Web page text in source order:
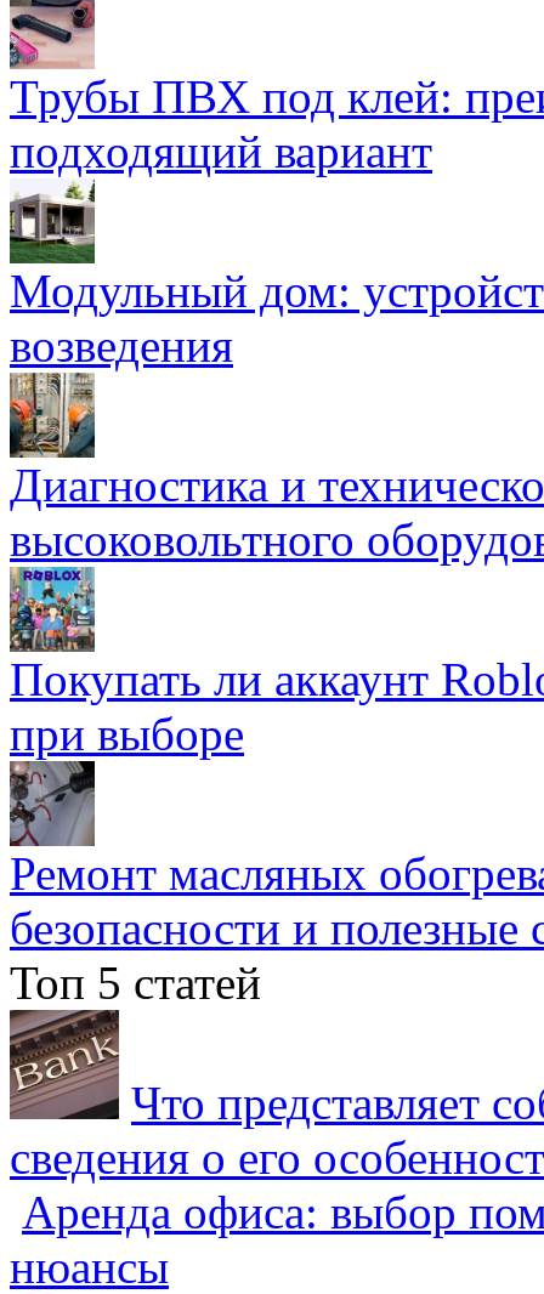
Трубы ПВХ под клей:
подходящий вариант
Модульный дом:
возведения
Диагностика и
высоковольтного
Покупать ли аккаунт
при выборе
Ремонт масляных
безопасности и полезные
Топ 5 статей
Что представляет
сведения о его
Аренда офиса: выбор
нюансы